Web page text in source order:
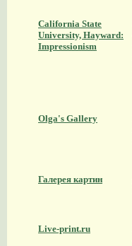
California State
University, Hayward:
Impressionism
Olga's Gallery
Галерея картин
Live-print.ru